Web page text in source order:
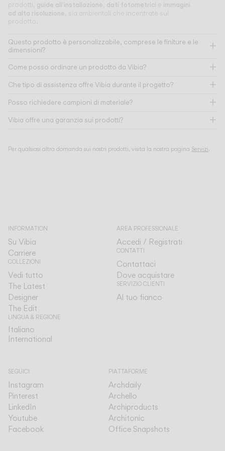
prodotti, guide all'installazione dati fotometrici e immagini
ad alta risoluzione , sia ambientali che incentrate sul
prodotto.
Questo prodotto è personalizzabile, comprese le finiture e le
dimensioni?
Come posso ordinare un prodotto da Vibia?
Che tipo di assistenza offre Vibia durante il progetto?
Posso richiedere campioni di materiale?
Vibia offre una garanzia sui prodotti?
Per qualsiasi altra domanda sui nostri prodotti, visita la nostra pagina Servizi.
INFORMATION
Su Vibia
Carriere
COLLEZIONI
Vedi tutto
The Latest
Designer
The Edit
LINGUA & REGIONE
Italiano
International
AREA PROFESSIONALE
Accedi / Registrati
CONTATTI
Contattaci
Dove acquistare
SERVIZIO CLIENTI
Al tuo fianco
SEGUICI
Instagram
Pinterest
LinkedIn
Youtube
Facebook
PIATTAFORME
Archdaily
Archello
Archiproducts
Architonic
Office Snapshots